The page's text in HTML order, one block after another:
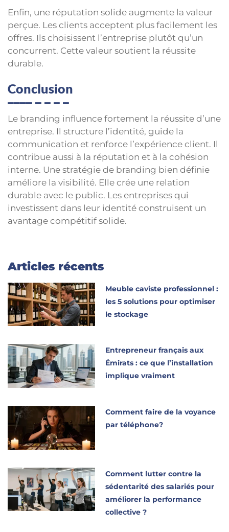
Enfin, une réputation solide augmente la valeur
perçue. Les clients acceptent plus facilement les
offres. Ils choisissent l’entreprise plutôt qu’un
concurrent. Cette valeur soutient la réussite
durable.
Conclusion
Le branding influence fortement la réussite d’une
entreprise. Il structure l’identité, guide la
communication et renforce l’expérience client. Il
contribue aussi à la réputation et à la cohésion
interne. Une stratégie de branding bien définie
améliore la visibilité. Elle crée une relation
durable avec le public. Les entreprises qui
investissent dans leur identité construisent un
avantage compétitif solide.
Articles récents
Meuble caviste professionnel :
les 5 solutions pour optimiser
le stockage
Entrepreneur français aux
Émirats : ce que l’installation
implique vraiment
Comment faire de la voyance
par téléphone?
Comment lutter contre la
sédentarité des salariés pour
améliorer la performance
collective ?